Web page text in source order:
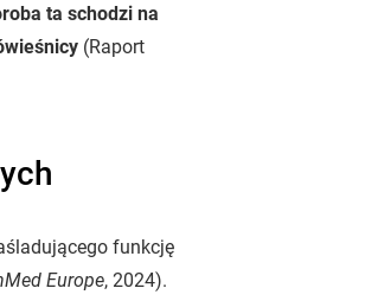
ta schodzi na
(Raport
funkcję
Europe, 2024).